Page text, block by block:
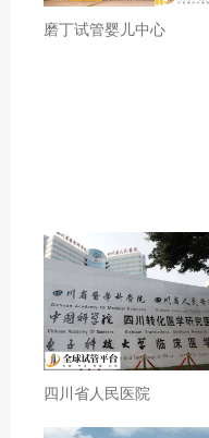
磨丁试管婴儿中心
四川省人民医院